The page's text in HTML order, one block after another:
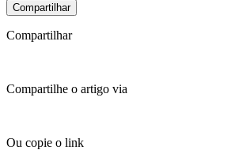
Compartilhar
Compartilhar
Compartilhe o artigo via
Ou copie o link